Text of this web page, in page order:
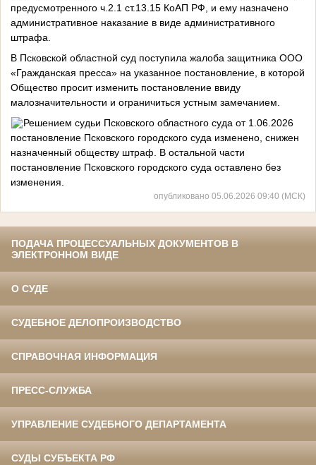
предусмотренного ч.2.1 ст.13.15 КоАП РФ, и ему назначено
административное наказание в виде административного
штрафа.
В Псковской областной суд поступила жалоба защитника ООО
«Гражданская пресса» на указанное постановление, в которой
Общество просит изменить постановление ввиду
малозначительности и ограничиться устным замечанием.
Решением судьи Псковского областного суда от 1.06.2026
постановление Псковского городского суда изменено, снижен
назначенный обществу штраф. В остальной части
постановление Псковского городского суда оставлено без
изменения.
опубликовано 05.06.2026 09:40 (МСК)
ПОДАЧА ПРОЦЕССУАЛЬНЫХ ДОКУМЕНТОВ В
ЭЛЕКТРОННОМ ВИДЕ
О СУДЕ
СУДЕБНОЕ ДЕЛОПРОИЗВОДСТВО
СПРАВОЧНАЯ ИНФОРМАЦИЯ
ПРЕСС-СЛУЖБА
УПРАВЛЕНИЕ СУДЕБНОГО ДЕПАРТАМЕНТА
СУДЫ СУБЪЕКТА РФ